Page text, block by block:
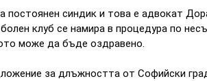
синдик и това е адвокат
клуб се намира в процедура по
може да бъде оздравено.
за длъжността от Софийски